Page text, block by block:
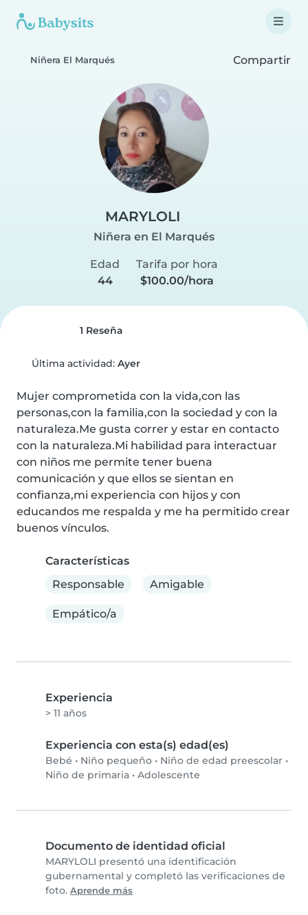
Niñera El Marqués Compartir
MARYLOLI
Niñera en El Marqués
Edad
44
Tarifa por hora
$100.00/hora
1 Reseña
Última actividad: Ayer
Mujer comprometida con la vida,con las
personas,con la familia,con la sociedad y con la
naturaleza.Me gusta correr y estar en contacto
con la naturaleza.Mi habilidad para interactuar
con niños me permite tener buena
comunicación y que ellos se sientan en
confianza,mi experiencia con hijos y con
educandos me respalda y me ha permitido crear
buenos vínculos.
Características
Responsable
Amigable
Empático/a
Experiencia
> 11 años
Experiencia con esta(s) edad(es)
Bebé • Niño pequeño • Niño de edad preescolar •
Niño de primaria • Adolescente
Documento de identidad oficial
MARYLOLI presentó una identificación
gubernamental y completó las verificaciones de
foto. Aprende más